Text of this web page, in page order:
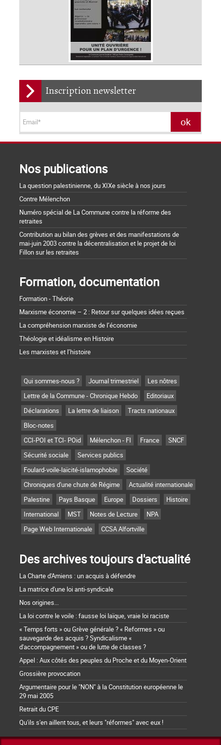
Inscription newsletter
Nos publications
La question palestinienne, du XIXe siècle à nos jours
Contre Mélenchon
Numéro spécial de La Commune contre la réforme des
retraites
Contribution au bilan des grèves et des manifestations de
mai-juin 2003 contre la décentralisation et le projet de loi
Fillon sur les retraites
Formation, documentation
Formation - Théorie
Marxisme économie – 2 : Retour sur quelques idées reçues
La compréhension marxiste de l’économie
Théologie et idéalisme en Histoire
Les marxistes et l’histoire
Qui sommes-nous ? Journal trimestriel
Les nôtres
Lettre de la Commune - Chronique Hebdo
Editoriaux
Déclarations
La lettre de liaison
Tracts nationaux
Bloc-notes
CCI-POI et TCI- POid
Mélenchon - FI France
SNCF
Sécurité sociale
Services publics
Foulard-voile-laïcité-islamophobie
Société
Chroniques d'une chute de Régime
Actualité internationale
Palestine
Pays Basque Europe Dossiers
Histoire
International
MST Notes de Lecture
NPA
Page Web Internationale
CCSA Alfortville
Des archives toujours d'actualité
La Charte d'Amiens : un acquis à défendre
La matrice d'une loi anti-syndicale
Nos origines...
La loi contre le voile : fausse loi laïque, vraie loi raciste
« Temps forts » ou Grève générale ? « Reformes » ou
sauvegarde des acquis ? Syndicalisme «
d'accompagnement » ou de lutte de classes ?
Appel : Aux côtés des peuples du Proche et du Moyen-Orient
Grossière provocation
Argumentaire pour le "NON" à la Constitution européenne le
29 mai 2005
Retrait du CPE
Qu'ils s'en aillent tous, et leurs "réformes" avec eux !